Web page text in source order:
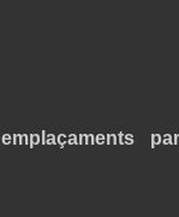
emplaçaments